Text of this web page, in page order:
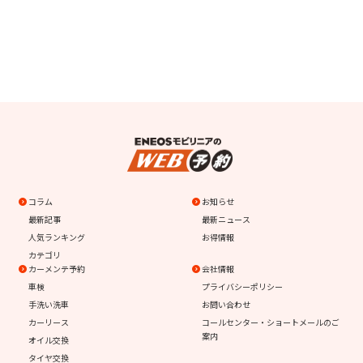
コラム
最新記事
人気ランキング
カテゴリ
お知らせ
最新ニュース
お得情報
カーメンテ予約
車検
手洗い洗車
カーリース
オイル交換
タイヤ交換
会社情報
プライバシーポリシー
お問い合わせ
コールセンター・ショートメールのご
案内